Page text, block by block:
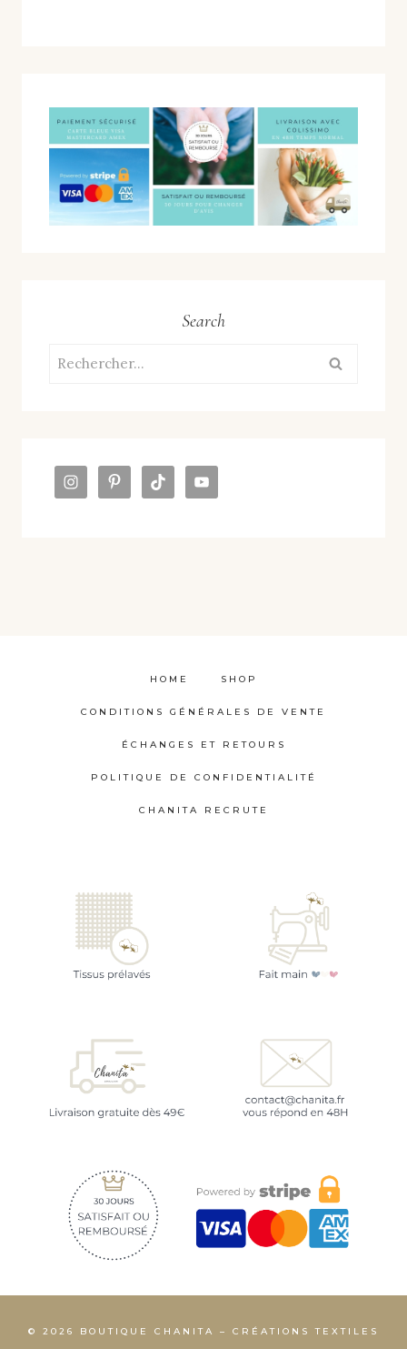
Search
Rechercher :
HOME SHOP
CONDITIONS GÉNÉRALES DE VENTE
ÉCHANGES ET RETOURS
POLITIQUE DE CONFIDENTIALITÉ
CHANITA RECRUTE
© 2026 BOUTIQUE CHANITA – CRÉATIONS TEXTILES